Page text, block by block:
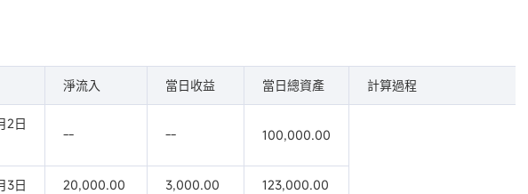
淨流入 當日收益 當日總資產 計算過程
2日
-- -- 100,000.00
3日 20,000.00 3,000.00 123,000.00